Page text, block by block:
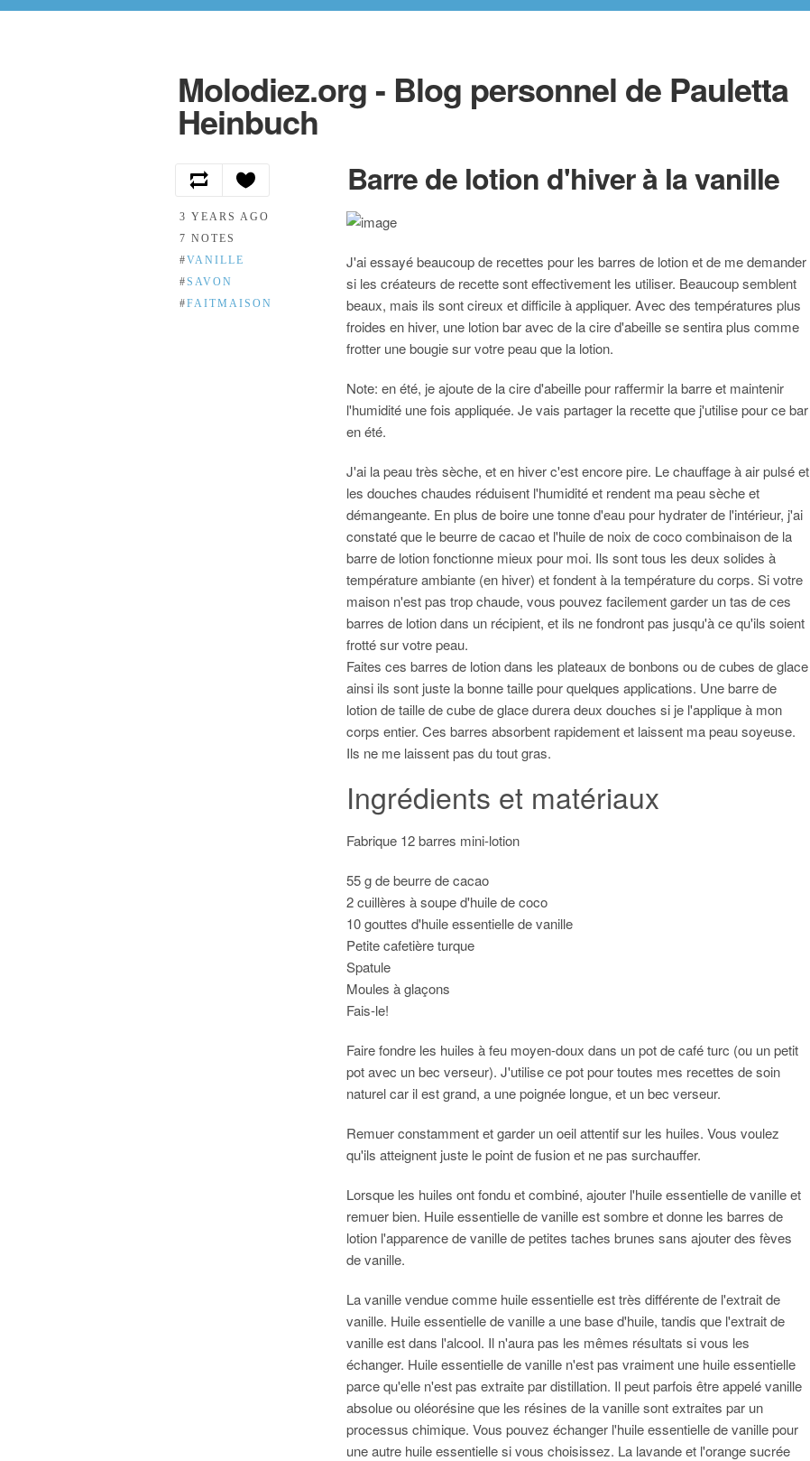
Molodiez.org - Blog personnel de Pauletta
Heinbuch
Barre de lotion d'hiver à la vanille
J'ai essayé beaucoup de recettes pour les barres de lotion et de me demander
si les créateurs de recette sont effectivement les utiliser. Beaucoup semblent
beaux, mais ils sont cireux et difficile à appliquer. Avec des températures plus
froides en hiver, une lotion bar avec de la cire d'abeille se sentira plus comme
frotter une bougie sur votre peau que la lotion.
Note: en été, je ajoute de la cire d'abeille pour raffermir la barre et maintenir
l'humidité une fois appliquée. Je vais partager la recette que j'utilise pour ce bar
en été.
J'ai la peau très sèche, et en hiver c'est encore pire. Le chauffage à air pulsé et
les douches chaudes réduisent l'humidité et rendent ma peau sèche et
démangeante. En plus de boire une tonne d'eau pour hydrater de l'intérieur, j'ai
constaté que le beurre de cacao et l'huile de noix de coco combinaison de la
barre de lotion fonctionne mieux pour moi. Ils sont tous les deux solides à
température ambiante (en hiver) et fondent à la température du corps. Si votre
maison n'est pas trop chaude, vous pouvez facilement garder un tas de ces
barres de lotion dans un récipient, et ils ne fondront pas jusqu'à ce qu'ils soient
frotté sur votre peau.
Faites ces barres de lotion dans les plateaux de bonbons ou de cubes de glace
ainsi ils sont juste la bonne taille pour quelques applications. Une barre de
lotion de taille de cube de glace durera deux douches si je l'applique à mon
corps entier. Ces barres absorbent rapidement et laissent ma peau soyeuse.
Ils ne me laissent pas du tout gras.
Ingrédients et matériaux
Fabrique 12 barres mini-lotion
55 g de beurre de cacao
2 cuillères à soupe d'huile de coco
10 gouttes d'huile essentielle de vanille
Petite cafetière turque
Spatule
Moules à glaçons
Fais-le!
Faire fondre les huiles à feu moyen-doux dans un pot de café turc (ou un petit
pot avec un bec verseur). J'utilise ce pot pour toutes mes recettes de soin
naturel car il est grand, a une poignée longue, et un bec verseur.
Remuer constamment et garder un oeil attentif sur les huiles. Vous voulez
qu'ils atteignent juste le point de fusion et ne pas surchauffer.
Lorsque les huiles ont fondu et combiné, ajouter l'huile essentielle de vanille et
remuer bien. Huile essentielle de vanille est sombre et donne les barres de
lotion l'apparence de vanille de petites taches brunes sans ajouter des fèves
de vanille.
La vanille vendue comme huile essentielle est très différente de l'extrait de
vanille. Huile essentielle de vanille a une base d'huile, tandis que l'extrait de
vanille est dans l'alcool. Il n'aura pas les mêmes résultats si vous les
échanger. Huile essentielle de vanille n'est pas vraiment une huile essentielle
parce qu'elle n'est pas extraite par distillation. Il peut parfois être appelé vanille
absolue ou oléorésine que les résines de la vanille sont extraites par un
processus chimique. Vous pouvez échanger l'huile essentielle de vanille pour
une autre huile essentielle si vous choisissez. La lavande et l'orange sucrée
3 YEARS AGO
7 NOTES
#VANILLE
#SAVON
#FAITMAISON